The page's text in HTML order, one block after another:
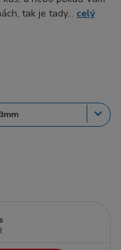
tak je tady... celý